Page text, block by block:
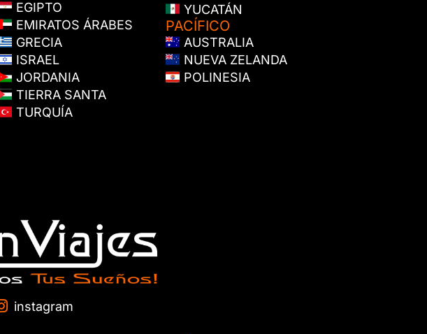
EGIPTO
EMIRATOS ÁRABES
GRECIA
ISRAEL
JORDANIA
TIERRA SANTA
TURQUÍA
YUCATÁN
PACÍFICO
AUSTRALIA
NUEVA ZELANDA
POLINESIA
instagram